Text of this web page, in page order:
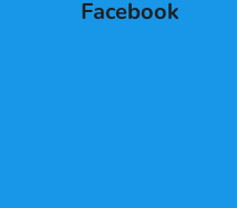
Facebook